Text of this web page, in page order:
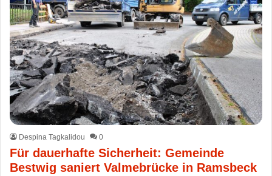
Despina Tagkalidou 0
Für dauerhafte Sicherheit: Gemeinde
Bestwig saniert Valmebrücke in Ramsbeck